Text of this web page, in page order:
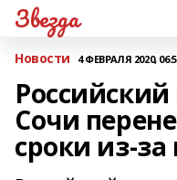
Звезда
Новости 4 ФЕВРАЛЯ 2020,
Сочи
сроки из-за